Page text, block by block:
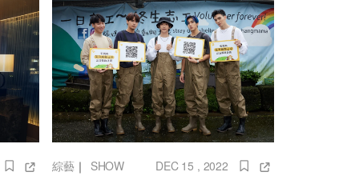
綜藝 ｜ SHOW DEC 15 , 2022